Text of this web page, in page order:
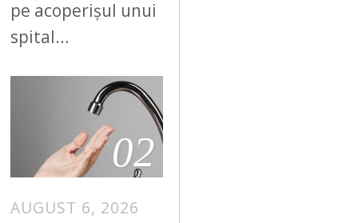
pe acoperișul unui
spital…
02
AUGUST 6, 2026